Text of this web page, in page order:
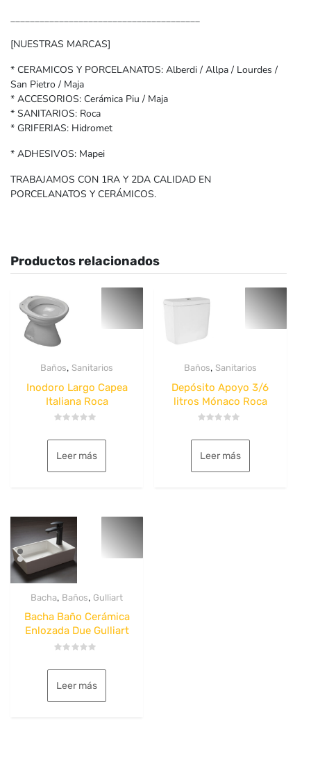
_______________________________________
[NUESTRAS MARCAS]
* CERAMICOS Y PORCELANATOS: Alberdi / Allpa / Lourdes /
San Pietro / Maja
* ACCESORIOS: Cerámica Piu / Maja
* SANITARIOS: Roca
* GRIFERIAS: Hidromet
* ADHESIVOS: Mapei
TRABAJAMOS CON 1RA Y 2DA CALIDAD EN
PORCELANATOS Y CERÁMICOS.
Productos relacionados
Baños, Sanitarios
Inodoro Largo Capea
Italiana Roca
con
de
Leer más
Baños, Sanitarios
Depósito Apoyo 3/6
litros Mónaco Roca
con
de
Leer más
Bacha, Baños, Gulliart
Bacha Baño Cerámica
Enlozada Due Gulliart
con
de
Leer más